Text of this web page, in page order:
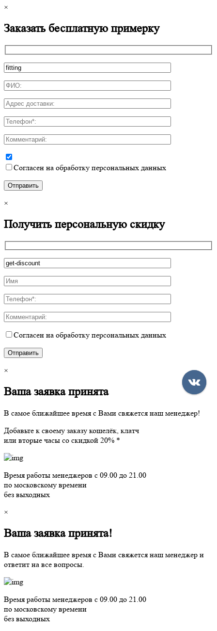
×
Заказать бесплатную примерку
Согласен на обработку персональных данных
×
Получить персональную скидку
Согласен на обработку персональных данных
×
Ваша заявка принята
В самое ближайшее время с Вами свяжется наш менеджер!
Добавьте к своему заказу кошелёк, клатч
или вторые часы со скидкой 20% *
Время работы менеджеров с 09.00 до 21.00
по московскому времени
без выходных
×
Ваша заявка принята!
В самое ближайшее время с Вами свяжется наш менеджер и
ответит на все вопросы.
Время работы менеджеров с 09.00 до 21.00
по московскому времени
без выходных